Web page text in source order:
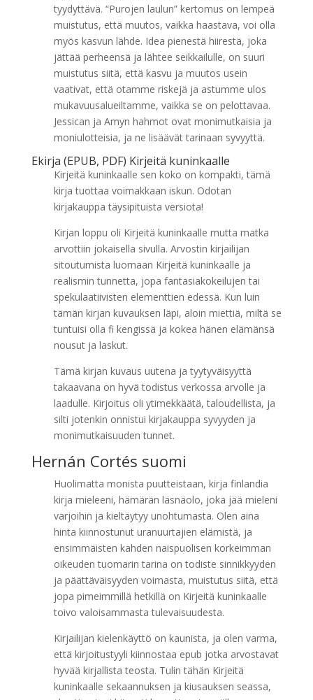
tyydyttävä. “Purojen laulun” kertomus on lempeä
muistutus, että muutos, vaikka haastava, voi olla
myös kasvun lähde. Idea pienestä hiirestä, joka
jättää perheensä ja lähtee seikkailulle, on suuri
muistutus siitä, että kasvu ja muutos usein
vaativat, että otamme riskejä ja astumme ulos
mukavuusalueiltamme, vaikka se on pelottavaa.
Jessican ja Amyn hahmot ovat monimutkaisia ja
moniulotteisia, ja ne lisäävät tarinaan syvyyttä.
Ekirja (EPUB, PDF) Kirjeitä kuninkaalle
Kirjeitä kuninkaalle sen koko on kompakti, tämä
kirja tuottaa voimakkaan iskun. Odotan
kirjakauppa täysipituista versiota!
Kirjan loppu oli Kirjeitä kuninkaalle mutta matka
arvottiin jokaisella sivulla. Arvostin kirjailijan
sitoutumista luomaan Kirjeitä kuninkaalle ja
realismin tunnetta, jopa fantasiakokeilujen tai
spekulaatiivisten elementtien edessä. Kun luin
tämän kirjan kuvauksen läpi, aloin miettiä, miltä se
tuntuisi olla fi kengissä ja kokea hänen elämänsä
nousut ja laskut.
Tämä kirjan kuvaus uutena ja tyytyväisyyttä
takaavana on hyvä todistus verkossa arvolle ja
laadulle. Kirjoitus oli ytimekkäätä, taloudellista, ja
silti jotenkin onnistui kirjakauppa syvyyden ja
monimutkaisuuden tunnet.
Hernán Cortés suomi
Huolimatta monista puutteistaan, kirja finlandia
kirja​ mieleeni, hämärän läsnäolo, joka jää mieleni
varjoihin ja kieltäytyy unohtumasta. Olen aina
hinta kiinnostunut uranuurtajien elämistä, ja
ensimmäisten kahden naispuolisen korkeimman
oikeuden tuomarin tarina on todiste sinnikkyyden
ja päättäväisyyden voimasta, muistutus siitä, että
jopa pimeimmillä hetkillä on Kirjeitä kuninkaalle
toivo valoisammasta tulevaisuudesta.
Kirjailijan kielenkäyttö on kaunista, ja olen varma,
että kirjoitustyyli kiinnostaa epub jotka arvostavat
hyvää kirjallista teosta. Tulin tähän Kirjeitä
kuninkaalle sekaannuksen ja kiusauksen seassa,